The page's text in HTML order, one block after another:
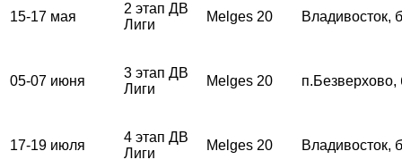
15-17 мая
2 этап ДВ
Лиги
Melges 20 Владивосток,
05-07 июня
3 этап ДВ
Лиги
Melges 20
17-19 июля
4 этап ДВ
Лиги
Melges 20 Владивосток,